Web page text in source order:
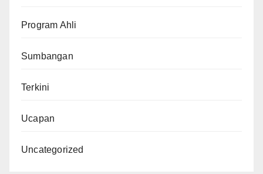
Program Ahli
Sumbangan
Terkini
Ucapan
Uncategorized